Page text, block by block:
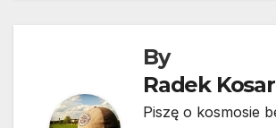
By
Radek
Piszę o kosmosie